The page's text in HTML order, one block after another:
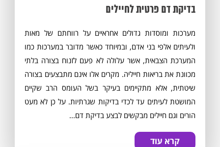
בדיקת דם פרטית לחיילים
מערכות ומוסדות גדולים אחראיים על רווחתם של מאות
ולעיתים אלפי בני אדם, ובמיוחד כאשר מדובר במערכות כמו
המערכת הצבאית, אשר עלולה לא פעם לזנוח בצורה בלתי
מכוונת את בריאות חייליה. מקרים אלו אינם מתבצעים בצורה
שיטתית, אלא מתקיימים בעיקר בשל העומס הרב שקיים
המושטת לעיתים עד לכדי בדיקות שגרתיות. על כן לא מעט
הורים וגם חיילים מבקשים לבצע בדיקת דם...
קרא עוד